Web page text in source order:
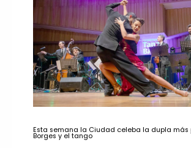
Esta semana la Ciudad celeba la dupla más
Borges y el tango